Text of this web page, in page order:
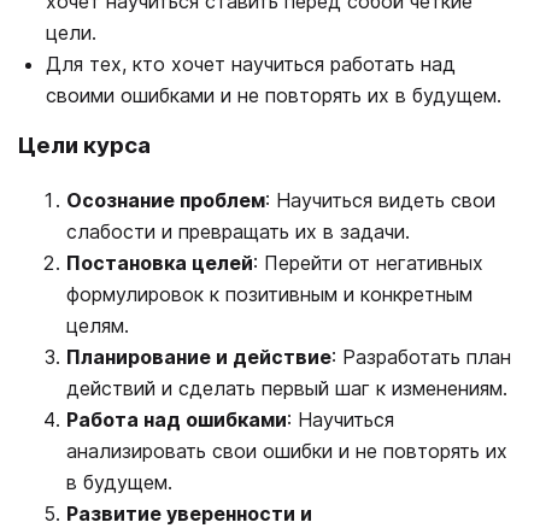
цели.
Для тех, кто хочет научиться работать над
своими ошибками и не повторять их в будущем.
Цели курса
Осознание проблем: Научиться видеть свои
слабости и превращать их в задачи.
Постановка целей: Перейти от негативных
формулировок к позитивным и конкретным
целям.
Планирование и действие: Разработать план
действий и сделать первый шаг к изменениям.
Работа над ошибками: Научиться
анализировать свои ошибки и не повторять их
в будущем.
Развитие уверенности и